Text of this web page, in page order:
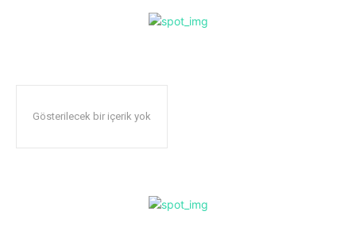
Gösterilecek bir içerik yok